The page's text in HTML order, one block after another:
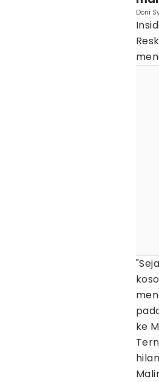
Doni
ke